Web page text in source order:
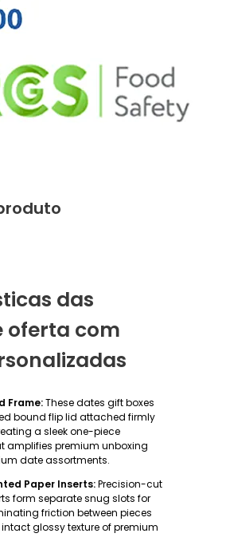
das
oferta com
Frame:These dates gift boxes
bound flip lid attached firmly
a sleek one-piece
amplifies premium unboxing
date assortments.
Paper Inserts:Precision-cut
form separate snug slots for
friction between pieces
glossy texture of premium